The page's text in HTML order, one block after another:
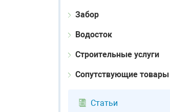
Забор
Водосток
Строительные услуги
Сопутствующие товары
Статьи